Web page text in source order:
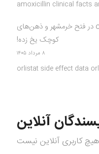
amoxicillin clinical facts
درفتح خرمشهر و ذهن‌های
کوچک یخ زده!
۸ مرداد ۱۴۰۵
orlistat side effect data
آنلاین
هیچ کاربری آنلاین نیست